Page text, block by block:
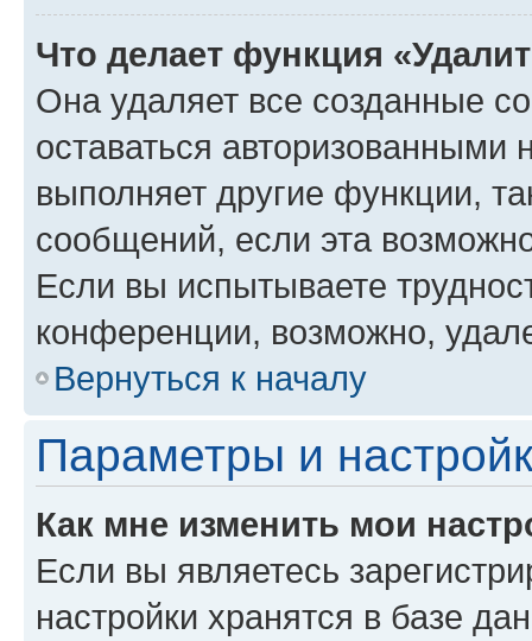
Что делает функция
Она удаляет все созданные
оставаться авторизованными
выполняет другие функции,
сообщений, если эта
Если вы испытываете
конференции, возможно,
Вернуться к началу
Параметры и
Как мне изменить мои
Если вы являетесь
настройки хранятся в базе